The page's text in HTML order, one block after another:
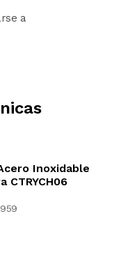
a
Inoxidable
CTRYCH06